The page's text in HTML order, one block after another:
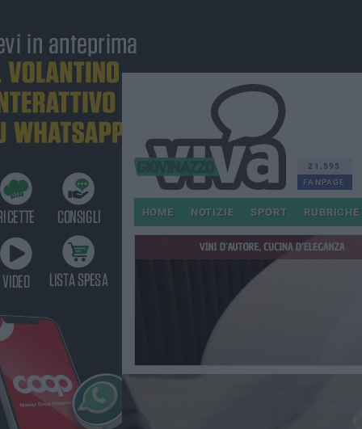
21.595
FANPAGE
HOME NOTIZIE SPORT RUBRICHE